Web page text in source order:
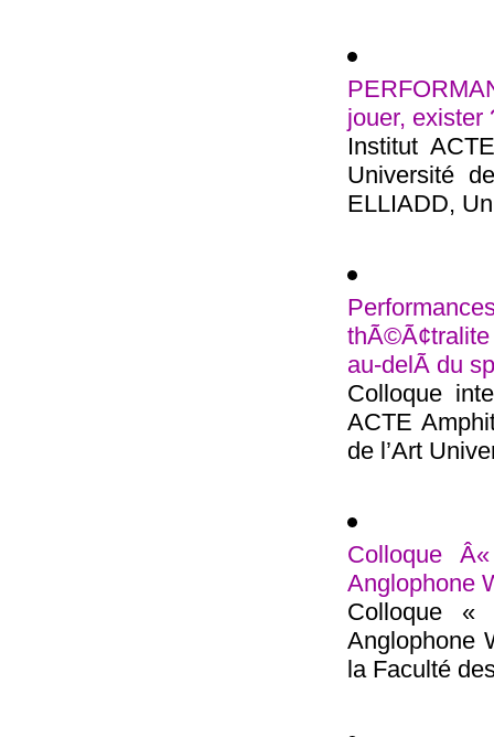
jouer, exister
Institut
Université
ELLIADD,
au-delÃ du
Colloque
ACTE
de l’Art
Colloque
Anglophone
Colloque «
Anglophone
la Faculté